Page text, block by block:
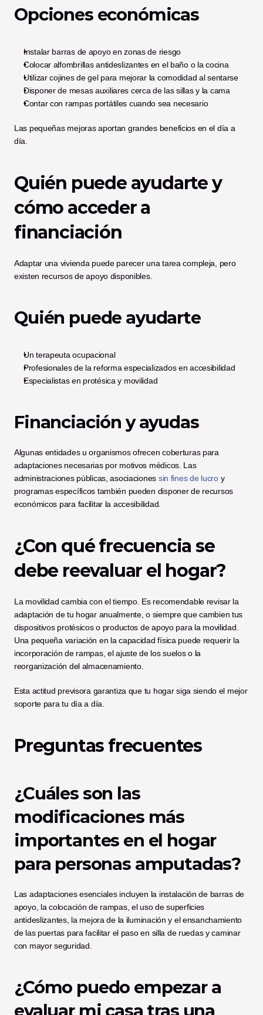
Opciones económicas
Instalar barras de apoyo en zonas de riesgo
Colocar alfombrillas antideslizantes en el baño o la cocina
Utilizar cojines de gel para mejorar la comodidad al sentarse
Disponer de mesas auxiliares cerca de las sillas y la cama
Contar con rampas portátiles cuando sea necesario
Las pequeñas mejoras aportan grandes beneficios en el día a
día.
Quién puede ayudarte y
cómo acceder a
financiación
Adaptar una vivienda puede parecer una tarea compleja, pero
existen recursos de apoyo disponibles.
Quién puede ayudarte
Un terapeuta ocupacional
Profesionales de la reforma especializados en accesibilidad
Especialistas en protésica y movilidad
Financiación y ayudas
Algunas entidades u organismos ofrecen coberturas para
adaptaciones necesarias por motivos médicos. Las
administraciones públicas, asociaciones sin fines de lucro y
programas específicos también pueden disponer de recursos
económicos para facilitar la accesibilidad.
¿Con qué frecuencia se
debe reevaluar el hogar?
La movilidad cambia con el tiempo. Es recomendable revisar la
adaptación de tu hogar anualmente, o siempre que cambien tus
dispositivos protésicos o productos de apoyo para la movilidad.
Una pequeña variación en la capacidad física puede requerir la
incorporación de rampas, el ajuste de los suelos o la
reorganización del almacenamiento.
Esta actitud previsora garantiza que tu hogar siga siendo el mejor
soporte para tu día a día.
Preguntas frecuentes
¿Cuáles son las
modificaciones más
importantes en el hogar
para personas amputadas?
Las adaptaciones esenciales incluyen la instalación de barras de
apoyo, la colocación de rampas, el uso de superficies
antideslizantes, la mejora de la iluminación y el ensanchamiento
de las puertas para facilitar el paso en silla de ruedas y caminar
con mayor seguridad.
¿Cómo puedo empezar a
evaluar mi casa tras una